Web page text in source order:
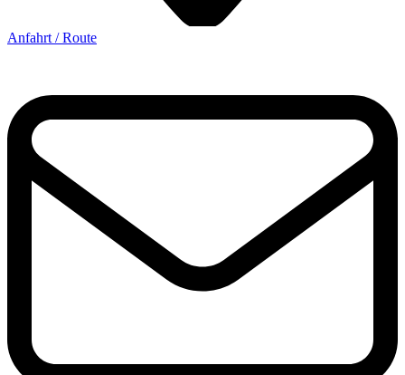
Anfahrt / Route